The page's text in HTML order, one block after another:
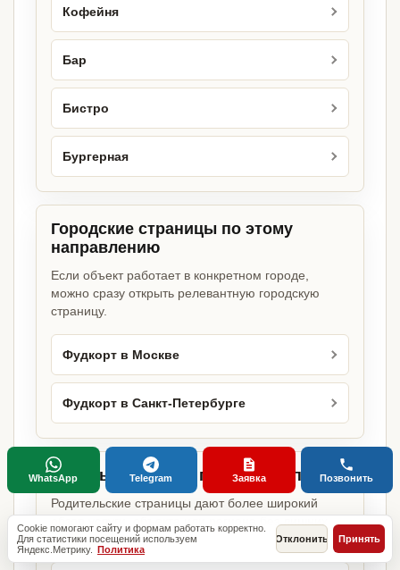
Кофейня
Бар
Бистро
Бургерная
Городские страницы по этому
направлению
Если объект работает в конкретном городе,
можно сразу открыть релевантную городскую
страницу.
Фудкорт в Москве
Фудкорт в Санкт-Петербурге
Базовые разделы по этому запросу
Родительские страницы дают более широкий
обзор услуги, объекта или региона без лишних
переходов.
Cookie помогают сайту и формам работать корректно.
Для статистики посещений используем
Яндекс.Метрику. Политика
Отклонить Принять
WhatsApp Telegram Заявка Позвонить